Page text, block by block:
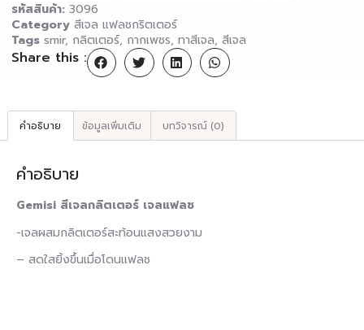
รหัสสินค้า: 3096
Category สีเจล แฟลชกริตเตอร์
Tags smir, กลิตเตอร์, กากเพชร, ทาสีเจล, สีเจล
Share this :
คำอธิบาย ข้อมูลเพิ่มเติม บทวิจารณ์ (0)
คำอธิบาย
Gemisi สีเจลกลิตเตอร์ เจลแฟลช
-เจลผสมกลิตเตอร์สะท้อนแสงสวยงาม
– สดใสยิ้งขึ้นเมื่อโดนแฟลช